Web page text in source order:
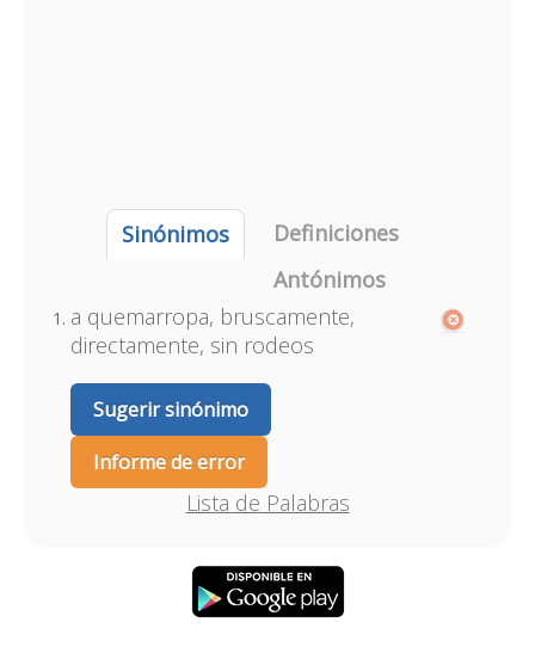
Sinónimos
Definiciones
Antónimos
a quemarropa, bruscamente,
directamente, sin rodeos
Sugerir sinónimo
Informe de error
Lista de Palabras